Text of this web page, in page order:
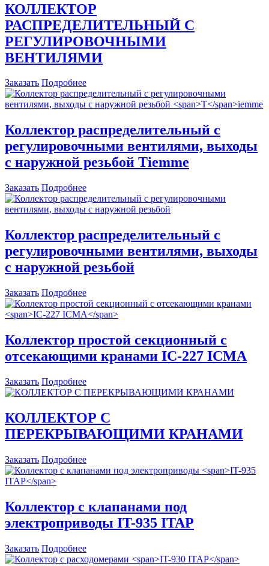
КОЛЛЕКТОР
РАСПРЕДЕЛИТЕЛЬНЫЙ С
РЕГУЛИРОВОЧНЫМИ
ВЕНТИЛЯМИ
Заказать Подробнее
Коллектор распределительный с
регулировочными вентилями, выходы
с наружной резьбой Tiemmе
Заказать Подробнее
Коллектор распределительный с
регулировочными вентилями, выходы
с наружной резьбой
Заказать Подробнее
Коллектор простой секционный c
отсекающими кранами IC-227 ICMA
Заказать Подробнее
КОЛЛЕКТОР С
ПЕРЕКРЫВАЮЩИМИ КРАНАМИ
Заказать Подробнее
Коллектор c клапанами под
электроприводы IT-935 ITAP
Заказать Подробнее